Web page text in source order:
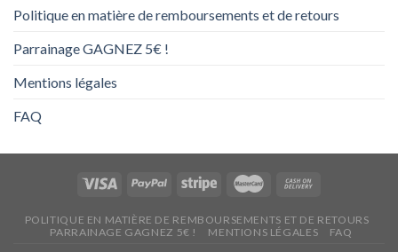
Politique en matière de remboursements et de retours
Parrainage GAGNEZ 5€ !
Mentions légales
FAQ
POLITIQUE EN MATIÈRE DE REMBOURSEMENTS ET DE RETOURS
PARRAINAGE GAGNEZ 5€ !
MENTIONS LÉGALES FAQ